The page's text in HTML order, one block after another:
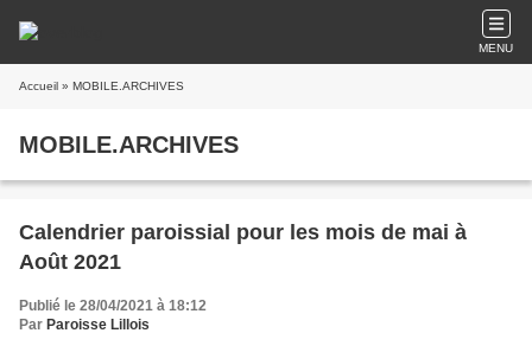
MENU
Accueil » MOBILE.ARCHIVES
MOBILE.ARCHIVES
Calendrier paroissial pour les mois de mai à
Août 2021
Publié le 28/04/2021 à 18:12
Par Paroisse Lillois